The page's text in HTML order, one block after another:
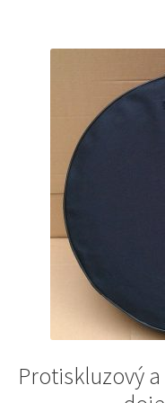
Protiskluzový